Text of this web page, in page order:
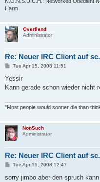
Harm
Overfiend
Administrator
Re: Neuer IRC Client auf
P
s
Tue Apr 15, 2008 11:51
Yessir
Kann gerade schon wieder nicht
"Most people would sooner die than
NonSuch
Administrator
Re: Neuer IRC Client auf
P
s
Tue Apr 15, 2008 12:47
sorry jimbo aber den spruch